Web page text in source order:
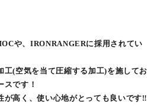
や、IRONRANGERに採用されてい
工(空気を当て圧縮する加工)を施してお
スです！
が高く、使い心地がとっても良いです‼︎